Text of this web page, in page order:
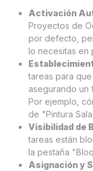
Activación
Proyectos de
por defecto,
lo necesitas en
tareas para
asegurando un
Por ejemplo,
de "Pintura Sala
Visibilidad de
tareas están
la pestaña
Asignación y